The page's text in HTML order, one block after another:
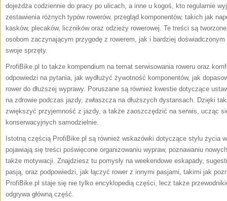
dojeżdża codziennie do pracy po ulicach, a inne u kogoś, kto regularnie
zestawienia różnych typów rowerów, przegląd komponentów, takich jak
kasków, plecaków, liczników oraz odzieży rowerowej. Te treści są
osobom zaczynającym przygodę z rowerem, jak i bardziej
swoje sprzęty.
ProfiBike.pl to także kompendium na temat serwisowania roweru oraz
odpowiedzi na pytania, jak wydłużyć żywotność komponentów, jak
rower do dłuższej wyprawy. Poruszane są również kwestie dotyczące
na zdrowie podczas jazdy, zwłaszcza na dłuższych dystansach. Dzięki
zwiększyć przyjemność z jazdy, a także zaoszczędzić na serwis, ucząc
konserwacyjnych samodzielnie.
Istotną częścią ProfiBike.pl są również wskazówki dotyczące stylu życia
pojawiają się treści poświęcone organizowaniu wypraw, poznawaniu
także motywacji. Znajdziesz tu pomysły na weekendowe eskapady,
pasją, oraz podpowiedzi, jak łączyć rower z innymi pasjami, takimi jak
ProfiBike.pl staje się nie tylko encyklopedią części, lecz także
odgrywa główną część.